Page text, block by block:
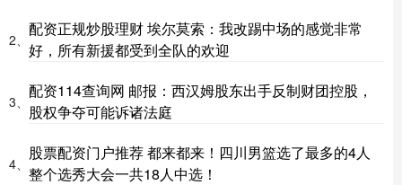
2、
配资正规炒股理财 埃尔莫索：我改踢中场的感觉非常
好，所有新援都受到全队的欢迎
3、
配资114查询网 邮报：西汉姆股东出手反制财团控股，
股权争夺可能诉诸法庭
4、
股票配资门户推荐 都来都来！四川男篮选了最多的4人
整个选秀大会一共18人中选！